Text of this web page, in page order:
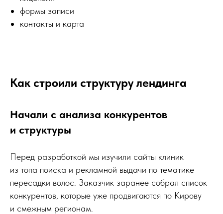
формы записи
контакты и карта
Как строили структуру лендинга
Начали с анализа конкурентов
и структуры
Перед разработкой мы изучили сайты клиник
из топа поиска и рекламной выдачи по тематике
пересадки волос. Заказчик заранее собрал список
конкурентов, которые уже продвигаются по Кирову
и смежным регионам.